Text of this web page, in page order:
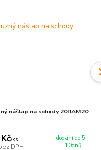
nášlap na schody 20RAM20
/ks
DPH
dodání do 5 -
10dnů